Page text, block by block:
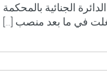
الدائرة الجنائية